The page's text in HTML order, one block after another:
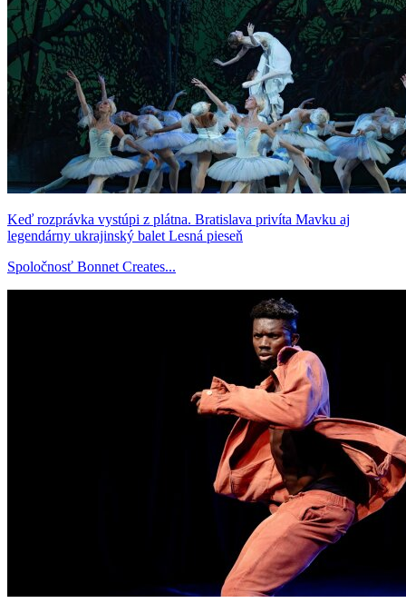
Keď rozprávka vystúpi z plátna. Bratislava privíta Mavku aj
legendárny ukrajinský balet Lesná pieseň
Spoločnosť Bonnet Creates...